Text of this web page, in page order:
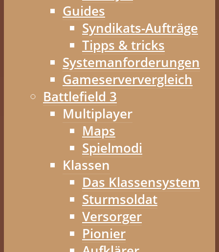
Guides
Syndikats-Aufträge
Tipps & tricks
Systemanforderungen
Gameserververgleich
Battlefield 3
Multiplayer
Maps
Spielmodi
Klassen
Das Klassensystem
Sturmsoldat
Versorger
Pionier